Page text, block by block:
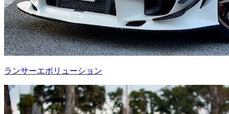
ランサーエボリューション